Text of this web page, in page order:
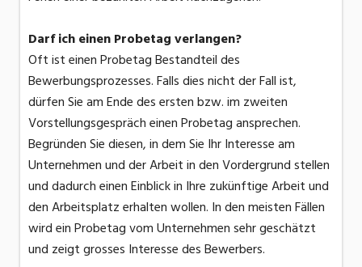
Darf ich einen Probetag verlangen?
Oft ist einen Probetag Bestandteil des
Bewerbungsprozesses. Falls dies nicht der Fall ist,
dürfen Sie am Ende des ersten bzw. im zweiten
Vorstellungsgespräch einen Probetag ansprechen.
Begründen Sie diesen, in dem Sie Ihr Interesse am
Unternehmen und der Arbeit in den Vordergrund stellen
und dadurch einen Einblick in Ihre zukünftige Arbeit und
den Arbeitsplatz erhalten wollen. In den meisten Fällen
wird ein Probetag vom Unternehmen sehr geschätzt
und zeigt grosses Interesse des Bewerbers.